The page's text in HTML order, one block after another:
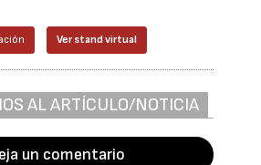
Ver stand virtual
AL ARTÍCULO/NOTICIA
un comentario